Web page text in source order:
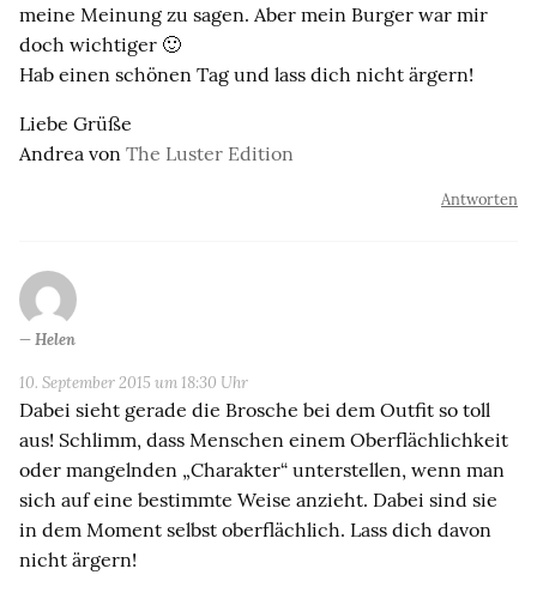
meine Meinung zu sagen. Aber mein Burger war mir
doch wichtiger 🙂
Hab einen schönen Tag und lass dich nicht ärgern!
Liebe Grüße
Andrea von The Luster Edition
Antworten
Helen
10. September 2015 um 18:30 Uhr
Dabei sieht gerade die Brosche bei dem Outfit so toll
aus! Schlimm, dass Menschen einem Oberflächlichkeit
oder mangelnden „Charakter“ unterstellen, wenn man
sich auf eine bestimmte Weise anzieht. Dabei sind sie
in dem Moment selbst oberflächlich. Lass dich davon
nicht ärgern!